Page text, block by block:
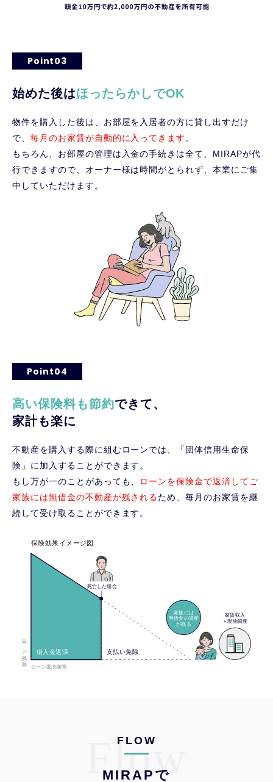
Point03
始めた後はほったらかしでOK
物件を購入した後は、お部屋を入居者の方に貸し出すだけ
で、 毎月のお家賃が自動的に入ってきます 。
もちろん、お部屋の管理は入金の手続きは全て、MIRAPが代
行できますので、オーナー様は時間がとられず、本業にご集
中していただけます。
Point04
高い保険料も節約できて、
家計も楽に
不動産を購入する際に組むローンでは、「団体信用生命保
険」に加入することができます。
もし万が一のことがあっても、 ローンを保険金で返済してご
家族には無借金の不動産が残されるため、毎月のお家賃を継
続して受け取ることができます。
FLOW
MIRAPで
Flow